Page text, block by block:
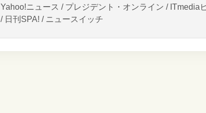
Yahoo!ニュース / プレジデント・オンライン / ITmedia
/ 日刊SPA! / ニュースイッチ